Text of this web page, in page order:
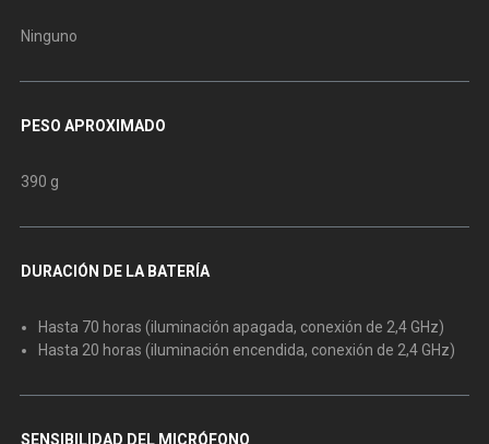
Ninguno
PESO APROXIMADO
390 g
DURACIÓN DE LA BATERÍA
Hasta 70 horas (iluminación apagada, conexión de 2,4 GHz)
Hasta 20 horas (iluminación encendida, conexión de 2,4 GHz)
SENSIBILIDAD DEL MICRÓFONO